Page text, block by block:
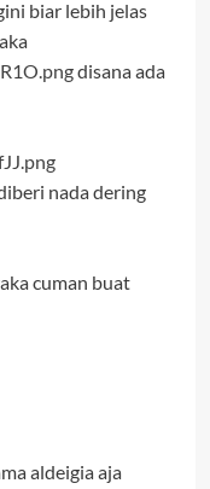
biar lebih jelas
disana ada
nada dering
cuman buat
aldeigia aja